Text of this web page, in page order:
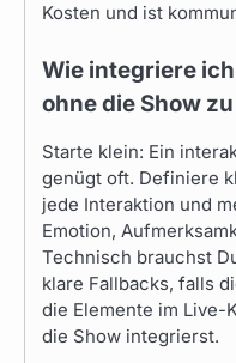
Kosten und ist
Wie integriere
ohne die Show
Starte klein: Ein
genügt oft. Definiere
jede Interaktion und
Emotion,
Technisch brauchst
klare Fallbacks, falls
die Elemente im Live-
die Show integrierst.